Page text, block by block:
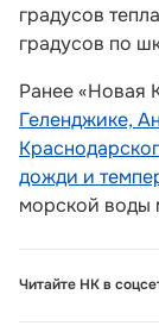
градусов
градусов по
Ранее «Новая
Геленджике,
дожди и
морской воды
Читайте НК в